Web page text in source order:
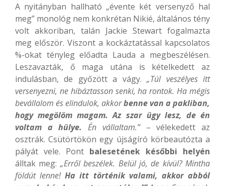
A nyitányban hallható „évente két versenyző hal
meg” monológ nem konkrétan Nikié, általános tény
volt akkoriban, talán Jackie Stewart fogalmazta
meg először. Viszont a kockáztatással kapcsolatos
%-okat tényleg előadta Lauda a megbeszélésen.
Leszavazták, ő maga utána is kételkedett az
indulásban, de győzött a vágy.„Túl veszélyes itt
versenyezni, ne hibáztasson senki, ha rontok. Ha mégis
bevállalom és elindulok, akkorbenne van a pakliban,
hogy megölöm magam. Az szar ügy lesz, de én
voltam a hülye.
Én vállaltam.” – vélekedett az
osztrák. Csütörtökön egy újságíró körbeautózta a
pályát vele. Pont balesetének későbbi helyén
álltak meg: „Erről beszélek. Belül jó, de kívül? Mintha
földút lenne!Ha itt történik valami, akkor abból